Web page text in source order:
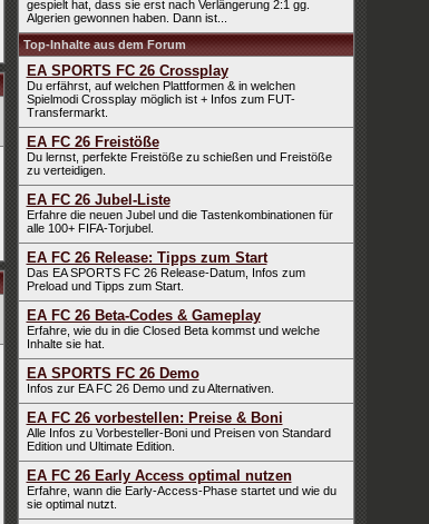
gespielt hat, dass sie erst nach Verlängerung 2:1 gg.
Algerien gewonnen haben. Dann ist...
Top-Inhalte aus dem Forum
EA SPORTS FC 26 Crossplay
Du erfährst, auf welchen Plattformen & in welchen
Spielmodi Crossplay möglich ist + Infos zum FUT-
Transfermarkt.
EA FC 26 Freistöße
Du lernst, perfekte Freistöße zu schießen und Freistöße
zu verteidigen.
EA FC 26 Jubel-Liste
Erfahre die neuen Jubel und die Tastenkombinationen für
alle 100+ FIFA-Torjubel.
EA FC 26 Release: Tipps zum Start
Das EA SPORTS FC 26 Release-Datum, Infos zum
Preload und Tipps zum Start.
EA FC 26 Beta-Codes & Gameplay
Erfahre, wie du in die Closed Beta kommst und welche
Inhalte sie hat.
EA SPORTS FC 26 Demo
Infos zur EA FC 26 Demo und zu Alternativen.
EA FC 26 vorbestellen: Preise & Boni
Alle Infos zu Vorbesteller-Boni und Preisen von Standard
Edition und Ultimate Edition.
EA FC 26 Early Access optimal nutzen
Erfahre, wann die Early-Access-Phase startet und wie du
sie optimal nutzt.